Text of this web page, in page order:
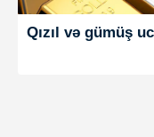
Qızıl və gümüş